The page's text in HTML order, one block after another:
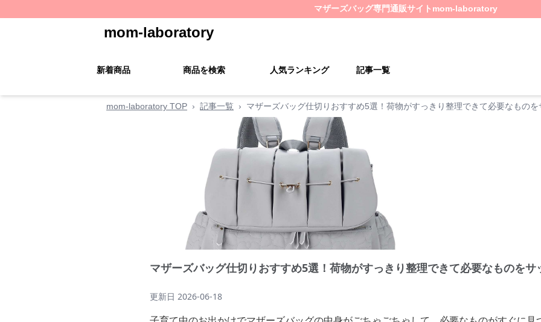
マザーズバッグ専門通販サイト mom-laboratory
mom-laboratory
新着商品 商品を検索 人気ランキング 記事一覧
mom-laboratory TOP › 記事一覧 › マザーズバッグ仕切りおすすめ5選！荷物がすっきり整理できて必要なものを
マザーズバッグ仕切りおすすめ5選！荷物がすっきり整理できて必要なものをサ
更新日 2026-06-18